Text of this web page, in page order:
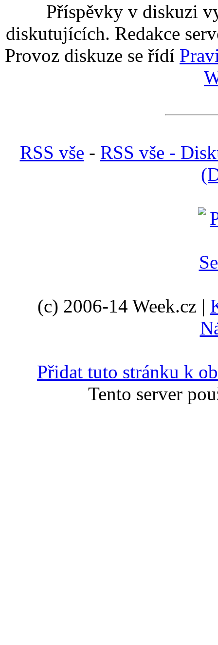
Příspěvky v diskuzi
diskutujících. Redakce
Provoz diskuze se řídí
RSS vše - RSS vše -
(c) 2006-14 Week.cz |
Přidat tuto stránku k
Tento server